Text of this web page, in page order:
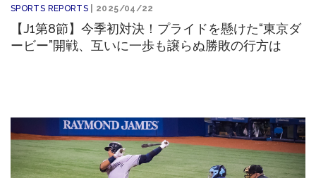
SPORTS REPORTS | 2025/04/22
【J1第8節】今季初対決！プライドを懸けた“東京ダ
ービー”開戦、互いに一歩も譲らぬ勝敗の行方は